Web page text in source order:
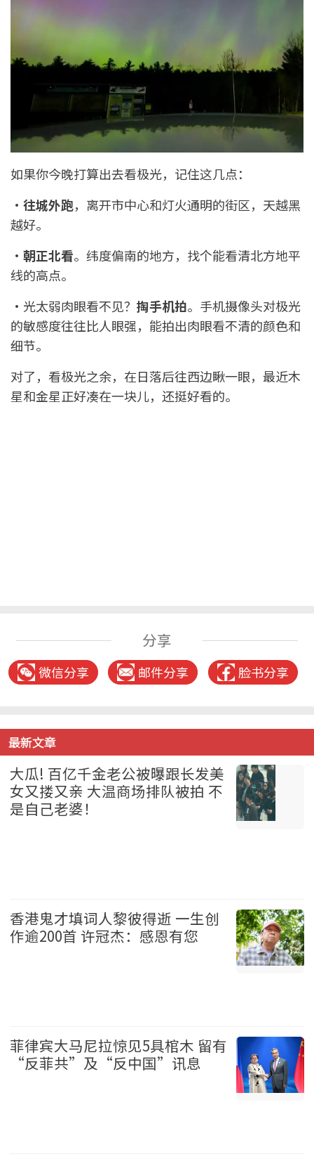
如果你今晚打算出去看极光，记住这几点：
· 往城外跑，离开市中心和灯火通明的街区，天越黑
越好。
· 朝正北看。纬度偏南的地方，找个能看清北方地平
线的高点。
·光太弱肉眼看不见？ 掏手机拍。手机摄像头对极光
的敏感度往往比人眼强，能拍出肉眼看不清的颜色和
细节。
对了，看极光之余，在日落后往西边瞅一眼，最近木
星和金星正好凑在一块儿，还挺好看的。
分享
微信分享 邮件分享 脸书分享
最新文章
大瓜! 百亿千金老公被曝跟长发美
女又搂又亲 大温商场排队被拍 不
是自己老婆！
香港鬼才填词人黎彼得逝 一生创
作逾200首 许冠杰：感恩有您
菲律宾大马尼拉惊见5具棺木 留有
“反菲共”及“反中国”讯息